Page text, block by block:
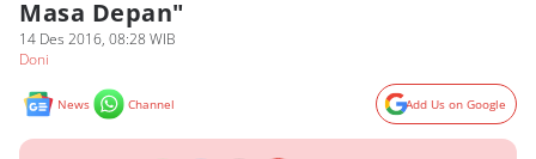
Masa Depan"
14 Des 2016, 08:28 WIB
Doni
News Channel Add Us on Google